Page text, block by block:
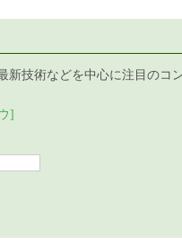
新技術などを中心に注目のコ
]